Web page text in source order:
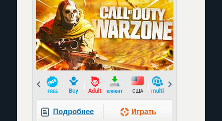
Prev
Подробнее Играть